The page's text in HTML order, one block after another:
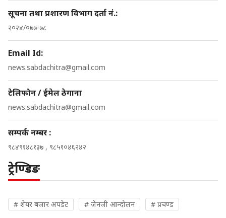
सूचना तथा प्रशारण विभाग दर्ता नं.:
२०२४/०७७-७८
Email Id:
news.sabdachitra@gmail.com
टेलिफोन / ईमेल ठेगाना
news.sabdachitra@gmail.com
सम्पर्क नम्बर :
९८४९१४८१३७ , ९८५१०४६२४२
ट्रेण्डिङ
# शेयर बजार अपडेट # जेनजी आन्दोलन # प्रचण्ड